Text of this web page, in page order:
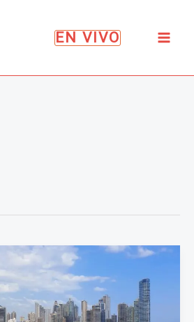
EN VIVO